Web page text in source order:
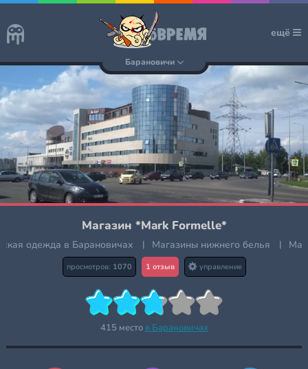
ещё
Барановичи
Магазин *Mark Formelle*
одежда в Барановичах | Магазины нижнего белья |
просмотров: 1070 1 отзыв управление
415 место в Барановичах